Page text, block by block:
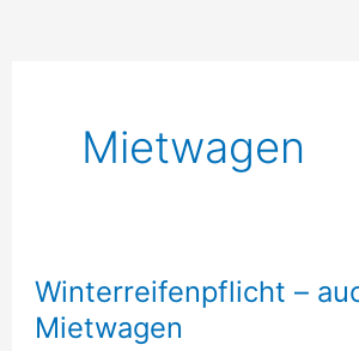
Mietwagen
Winterreifenpflicht –
Mietwagen